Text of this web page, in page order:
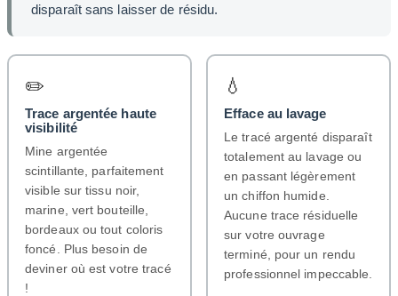
disparaît sans laisser de résidu.
✏️
Trace argentée haute
visibilité
Mine argentée
scintillante, parfaitement
visible sur tissu noir,
marine, vert bouteille,
bordeaux ou tout coloris
foncé. Plus besoin de
deviner où est votre tracé
!
💧
Efface au lavage
Le tracé argenté disparaît
totalement au lavage ou
en passant légèrement
un chiffon humide.
Aucune trace résiduelle
sur votre ouvrage
terminé, pour un rendu
professionnel impeccable.